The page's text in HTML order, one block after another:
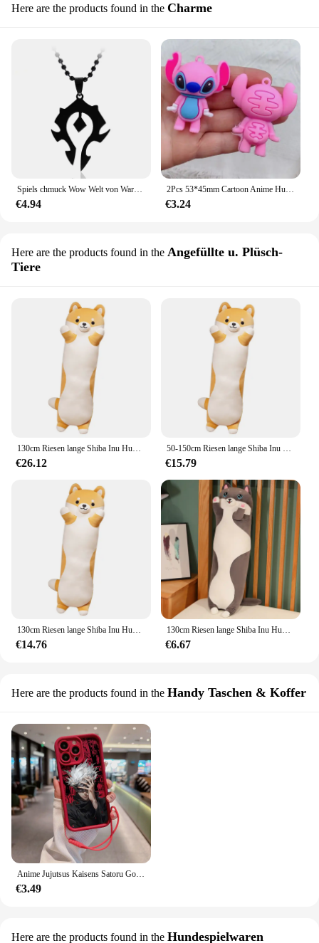
Here are the products found in the Charme
Spiels chmuck Wow Welt von Warcraft Herds tein Halsketten Allianz Stamm Horde Metall Anhänger Charm Choker Halskette für Männer Frauen
€4.94
2Pcs 53*45mm Cartoon Anime Hund Großen Q Version Stich Abbildung Puppen Vinyl Klassische Spielzeug DIY Schlüsselring kinder Geburtstag Geschenke Charms
€3.24
Here are the products found in the Angefüllte u. Plüsch-
Tiere
130cm Riesen lange Shiba Inu Hund Plüsch tier Wurf kissen ausgestopft weiches Tier Corgi Chai Kissen Kawaii Geburtstag Valentinstag Geschenk
€26.12
50-150cm Riesen lange Shiba Inu Hund Plüsch tier Wurf kissen ausgestopft weiches Tier Corgi Chai Kissen Geburtstag Valentinstag Geschenk
€15.79
€14.76 €6.67
Here are the products found in the Handy Taschen & Koffer
€3.49
Here are the products found in the Hundespielwaren